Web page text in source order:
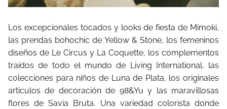
Los excepcionales tocados y looks de fiesta de Mimoki,
las prendas bohochic de Yellow & Stone, los femeninos
diseños de Le Circus y La Coquette, los complementos
traídos de todo el mundo de Living International, las
colecciones para niños de Luna de Plata, los originales
artículos de decoración de 98&Yu y las maravillosas
flores de Savia Bruta. Una variedad colorista donde